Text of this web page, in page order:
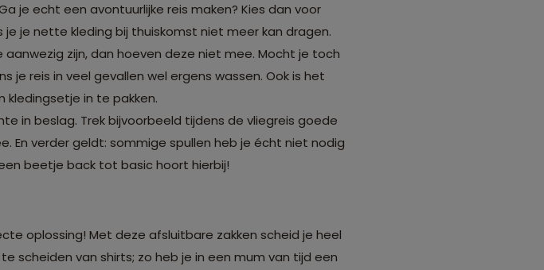
je echt een avontuurlijke reis maken? Kies dan voor
je nette kleding bij thuiskomst niet meer kan dragen.
zijn, dan hoeven deze niet mee. Mocht je toch
reis in veel gevallen wel ergens wassen. Ook is het
in te pakken.
in beslag. Trek bijvoorbeeld tijdens de vliegreis goede
En verder geldt: sommige spullen heb je écht niet nodig
beetje back tot basic hoort hierbij!
oplossing! Met deze afsluitbare zakken scheid je heel
scheiden van shirts; zo heb je in een mum van tijd een